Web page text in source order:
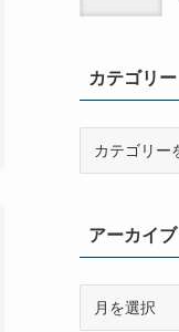
カテゴリー
ーアーカイブ